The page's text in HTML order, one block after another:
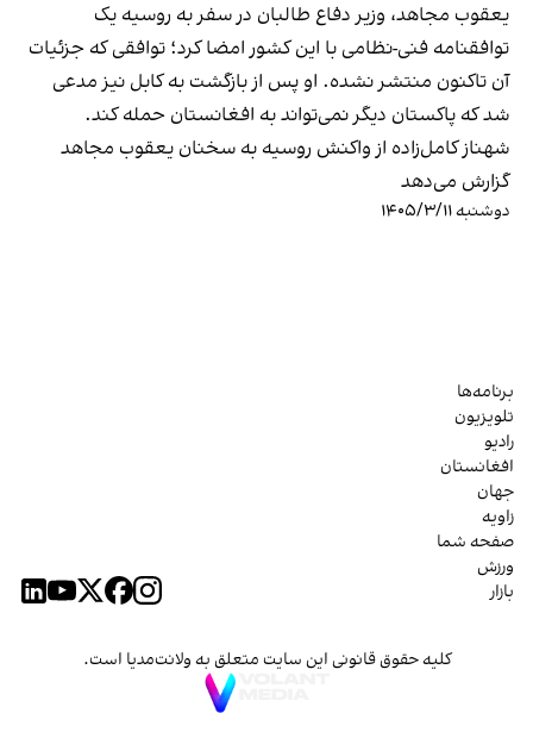
یعقوب مجاهد، وزیر دفاع طالبان در سفر به روسیه یک
توافقنامه فنی-نظامی با این کشور امضا کرد؛ توافقی که جزئیات
آن تاکنون منتشر نشده. او پس از بازگشت به کابل نیز مدعی
شد که پاکستان دیگر نمی‌تواند به افغانستان حمله کند.
شهناز کامل‌زاده از واکنش روسیه به سخنان یعقوب مجاهد
گزارش می‌دهد
دوشنبه ۱۴۰۵/۳/۱۱
برنامه‌ها
تلویزیون
رادیو
افغانستان
جهان
زاویه
صفحه شما
ورزش
بازار
کلیه حقوق قانونی این سایت متعلق به ولانت‌مدیا است.